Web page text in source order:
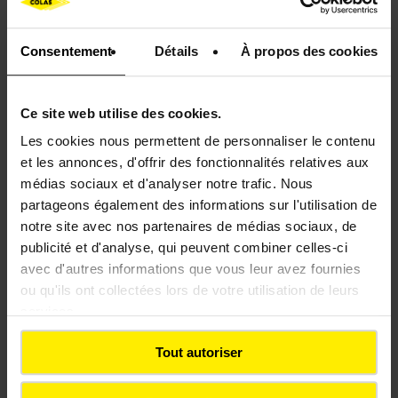
Consentement Détails À propos des cookies
Ce site web utilise des cookies.
Les cookies nous permettent de personnaliser le contenu
et les annonces, d'offrir des fonctionnalités relatives aux
médias sociaux et d'analyser notre trafic. Nous
partageons également des informations sur l'utilisation de
notre site avec nos partenaires de médias sociaux, de
publicité et d'analyse, qui peuvent combiner celles-ci
avec d'autres informations que vous leur avez fournies
ou qu'ils ont collectées lors de votre utilisation de leurs
Tout autoriser
par des réseaux électriques souvent obsolètes et
même la présence de bombes, vestiges de la
Seconde Guerre mondiale.
Développer l'accès au port de Gdynia
Colas Rail Polska est également chargé de